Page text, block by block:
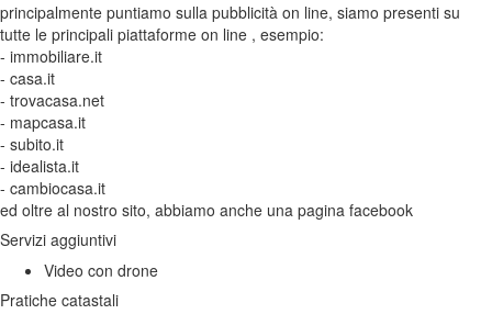
principalmente puntiamo sulla pubblicità on line, siamo presenti su
tutte le principali piattaforme on line , esempio:
- immobiliare.it
- casa.it
- trovacasa.net
- mapcasa.it
- subito.it
- idealista.it
- cambiocasa.it
ed oltre al nostro sito, abbiamo anche una pagina facebook
Servizi aggiuntivi
Video con drone
Pratiche catastali